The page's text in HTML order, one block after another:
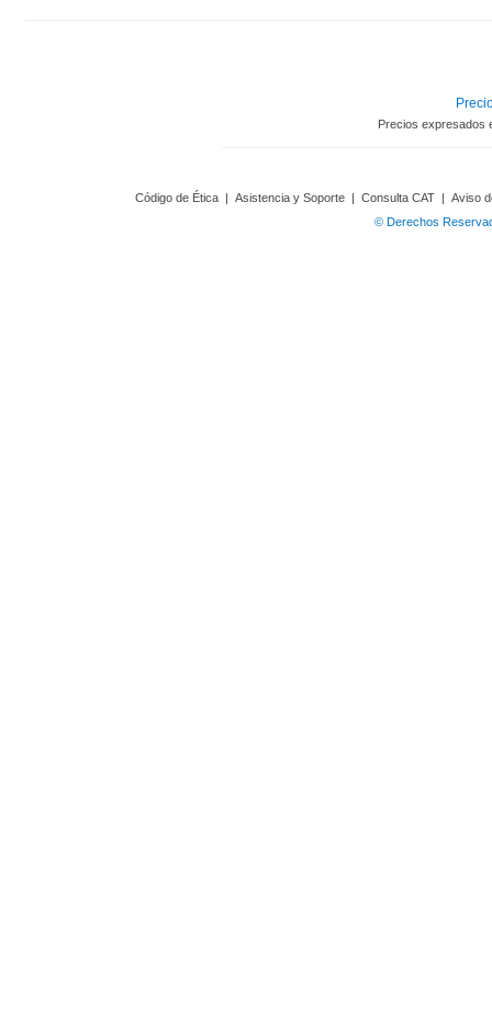
Precios expresados
Código de Ética | Asistencia y Soporte | Consulta CAT | Aviso
© Derechos